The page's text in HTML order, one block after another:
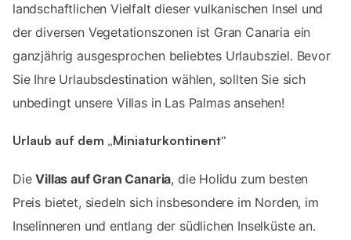
landschaftlichen Vielfalt dieser vulkanischen Insel und
der diversen Vegetationszonen ist Gran Canaria ein
ganzjährig ausgesprochen beliebtes Urlaubsziel. Bevor
Sie Ihre Urlaubsdestination wählen, sollten Sie sich
unbedingt unsere Villas in Las Palmas ansehen!
Urlaub auf dem „Miniaturkontinent“
DieVillas auf Gran Canaria, die Holidu zum besten
Preis bietet, siedeln sich insbesondere im Norden, im
Inselinneren und entlang der südlichen Inselküste an.